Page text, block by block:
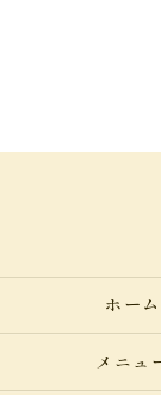
ホーム
メニュ